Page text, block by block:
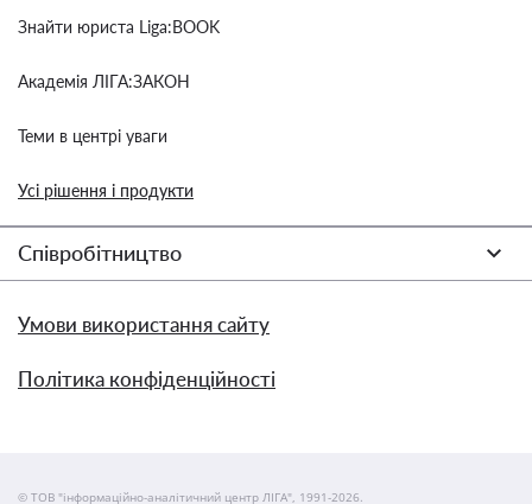
Знайти юриста Liga:BOOK
Академія ЛІГА:ЗАКОН
Теми в центрі уваги
Усі рішення і продукти
Співробітництво
Умови використання сайту
Політика конфіденційності
© ТОВ "інформаційно-аналітичний центр ЛІГА", 1991-2026.